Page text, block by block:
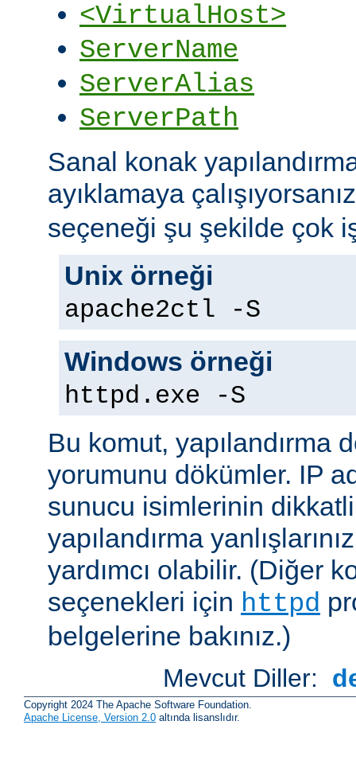
<VirtualHost>
ServerName
ServerAlias
ServerPath
Sanal konak
ayıklamaya
seçeneği şu şekilde çok
Unix örneği
apache2ctl -S
Windows örneği
httpd.exe -S
Bu komut, yapılandırma
yorumunu dökümler. IP
sunucu isimlerinin
yapılandırma
yardımcı olabilir. (Diğer
seçenekleri için httpd
belgelerine bakınız.)
Mevcut Diller:
Copyright 2024 The Apache Software Foundation.
Apache License, Version 2.0 altında lisanslıdır.